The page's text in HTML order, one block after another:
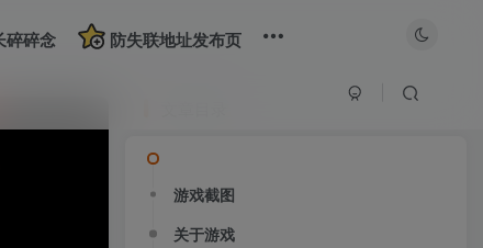
碎念 防失联地址发布页
游戏截图
关于游戏